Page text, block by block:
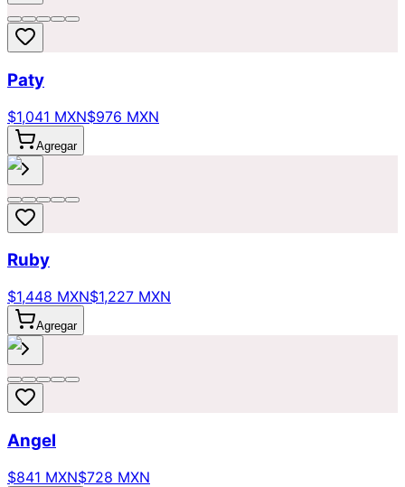
Paty
$1,041 MXN$976 MXN
Agregar
Ruby
$1,448 MXN$1,227 MXN
Agregar
Angel
$841 MXN$728 MXN